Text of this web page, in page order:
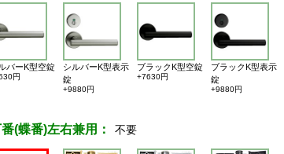
バーK型空錠
円
シルバーK型表示
錠
+9880円
ブラックK型空錠
+7630円
ブラックK型表示
錠
+9880円
(蝶番)左右兼用： 不要